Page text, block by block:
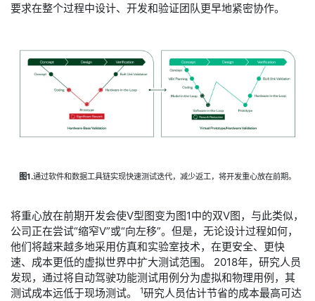
要求在整个过程中设计、开发和验证团队更早地紧密协作。
图1.通过软件和数据工具链实现快速测试迭代，减少返工，将开发重心放在前期。
将重心放在前期开发会使V型图变为图1中的双V图，与此类似，
公司正在尝试“缩窄V”或“向左移”。但是，无论设计过程如何，
他们将越来越多地采用仿真和实验室技术，在更安全、更快
速、成本更低的虚拟世界中扩大测试范围。 2018年，研究人员
发现，通过将自动驾驶功能测试用例分为虚拟和物理用例，其
测试成本远低于现场测试。
1研究人员估计节省的成本最高可达